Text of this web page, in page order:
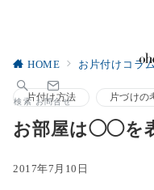
検索 お問合せ
HOME お片付けコラ
片付け方法 片づけの
お部屋は◯◯を
2017年7月10日